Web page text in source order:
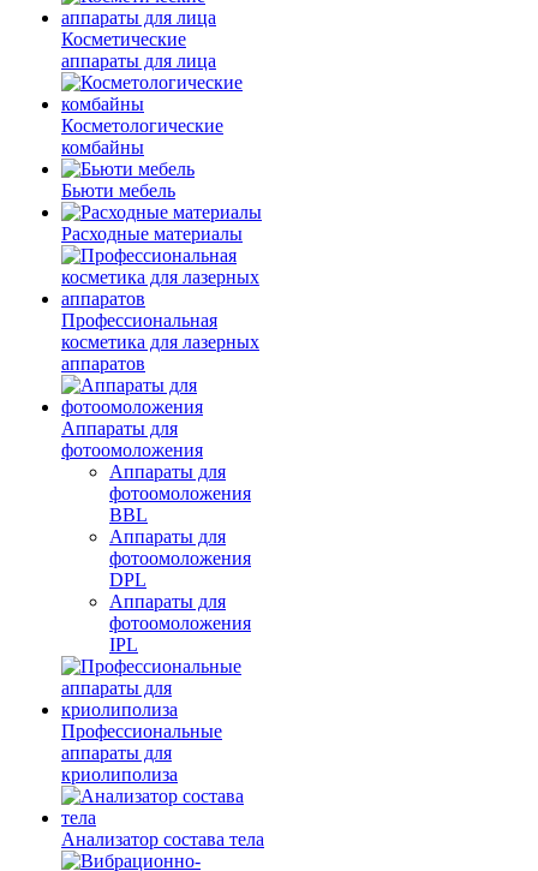
Косметические
аппараты для лица
Косметологические
комбайны
Бьюти мебель
Расходные материалы
Профессиональная
косметика для лазерных
аппаратов
Аппараты для
фотоомоложения
Аппараты для
фотоомоложения
BBL
Аппараты для
фотоомоложения
DPL
Аппараты для
фотоомоложения
IPL
Профессиональные
аппараты для
криолиполиза
Анализатор состава тела